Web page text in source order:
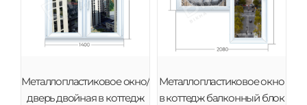
Металлопластиковое окно/
дверь двойная в коттедж
Металлопластиковое окно
в коттедж балконный блок